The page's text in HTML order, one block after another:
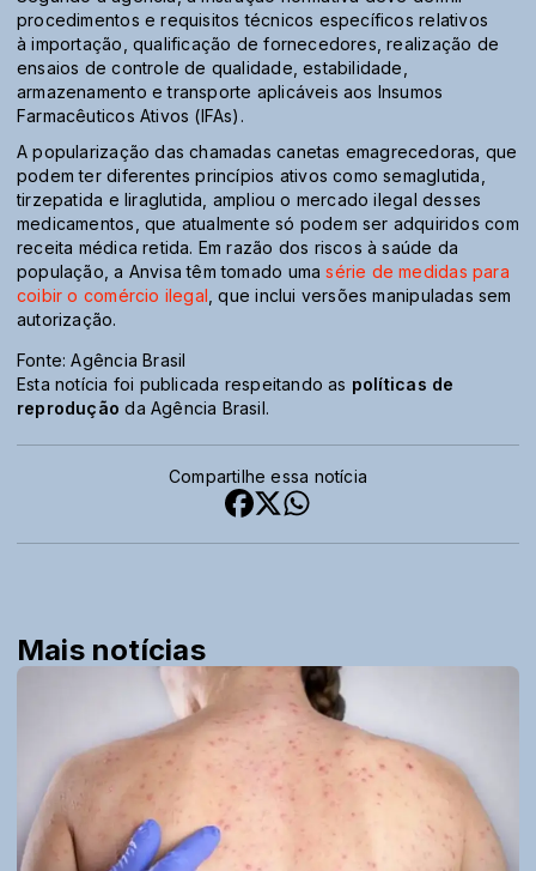
procedimentos e requisitos técnicos específicos relativos
à importação, qualificação de fornecedores, realização de
ensaios de controle de qualidade, estabilidade,
armazenamento e transporte aplicáveis aos Insumos
Farmacêuticos Ativos (IFAs).
A popularização das chamadas canetas emagrecedoras, que
podem ter diferentes princípios ativos como semaglutida,
tirzepatida e liraglutida, ampliou o mercado ilegal desses
medicamentos, que atualmente só podem ser adquiridos com
receita médica retida. Em razão dos riscos à saúde da
população, a Anvisa têm tomado umasérie de medidas para
coibir o comércio ilegal , que inclui versões manipuladas sem
autorização.
Fonte: Agência Brasil
Esta notícia foi publicada respeitando as políticas de
reprodução da Agência Brasil.
Compartilhe essa notícia
Mais notícias